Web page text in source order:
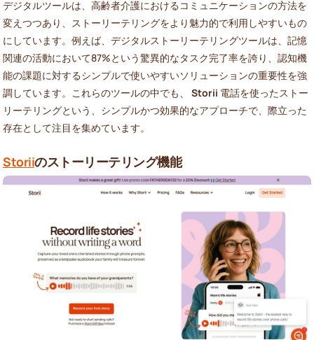
デジタルツールは、高齢者介護におけるコミュニケーションの方法を
変えつつあり、ストーリーテリングをより魅力的で利用しやすいもの
にしています。例えば、デジタルストーリーテリングツールは、記憶
関連の活動において87%という驚異的なタスク完了率を誇り、認知機
能の課題に対するシンプルで使いやすいソリューションの重要性を強
調しています。これらのツールの中でも、 Storii 電話を使ったストー
リーテリングという、シンプルかつ効果的なアプローチで、際立った
存在として注目を集めています。
Storiiのストーリーテリング機能